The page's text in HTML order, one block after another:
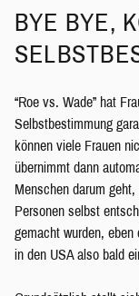
BYE BYE,
“Roe vs. Wade” hat
Selbstbestimmung
können viele Frauen
übernimmt dann
Menschen darum
Personen selbst
gemacht wurden, eben
in den USA also bald